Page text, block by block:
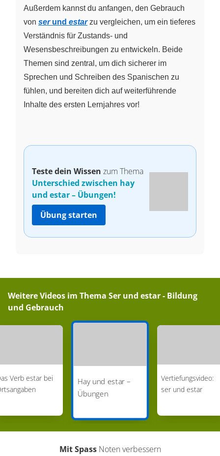
Außerdem kannst du anfangen, den Gebrauch
von serund estarzu vergleichen, um ein tieferes
Verständnis für Zustands- und
Wesensbeschreibungen zu entwickeln. Beide
Themen sind zentral, um dich sicherer im
Sprechen und Schreiben des Spanischen zu
fühlen, und bereiten dich auf weiterführende
Inhalte des ersten Lernjahres vor!
Teste dein Wissen zum Thema
Unterschied zwischen hay
und estar – Übungen!
Übung starten
Weitere Videos im Thema Ser und estar - Bildung
und Gebrauch
Verb estar bei
Hay und estar –
Übungen
Vertiefungsvideo:
ser und estar
Mit SpassNoten verbessern